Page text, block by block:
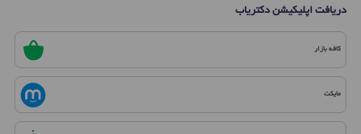
دریافت اپلیکیشن دکتریاب
کافه بازار
مایکت